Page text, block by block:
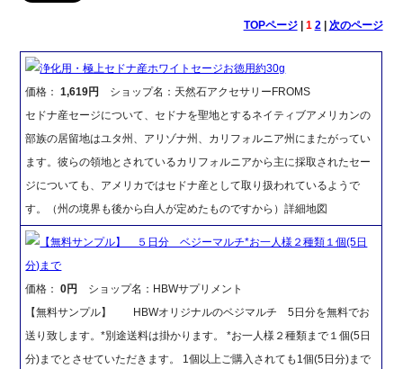
TOPページ| 1 2| 次のページ
浄化用・極上セドナ産ホワイトセージお徳用約30g
価格：1,619円
ショップ名：天然石アクセサリーFROMS
セドナ産セージについて、セドナを聖地とするネイティブアメリカンの
部族の居留地はユタ州、アリゾナ州、カリフォルニア州にまたがってい
ます。彼らの領地とされているカリフォルニアから主に採取されたセー
ジについても、アメリカではセドナ産として取り扱われているようで
す。（州の境界も後から白人が定めたものですから）詳細地図
【無料サンプル】 ５日分 ベジーマルチ*お一人様２種類１個(5日
分)まで
価格：0円
ショップ名：HBWサプリメント
【無料サンプル】 HBWオリジナルのベジマルチ 5日分を無料でお
送り致します。*別途送料は掛かります。 *お一人様２種類まで１個(5日
分)までとさせていただきます。 1個以上ご購入されても1個(5日分)まで